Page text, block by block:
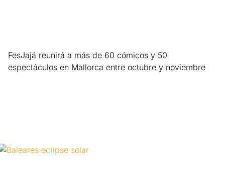
FesJajá reunirá a más de 60 cómicos y 50
espectáculos en Mallorca entre octubre y noviembre